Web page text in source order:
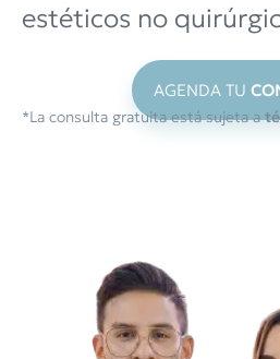
estéticos no
AGENDA TU
*La consulta gratuita está sujeta a